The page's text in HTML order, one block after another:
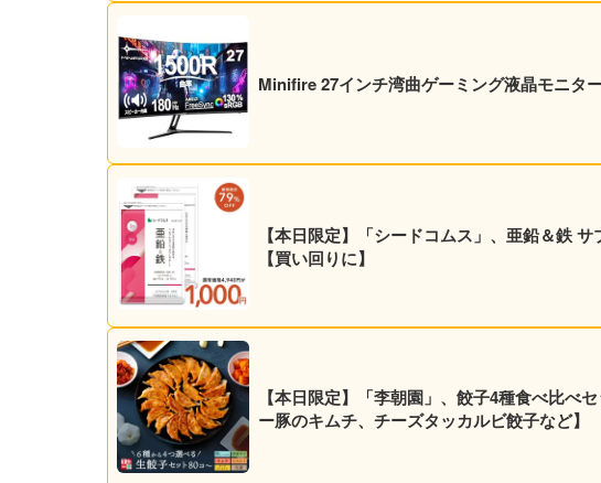
Minifire 27インチ湾曲ゲーミング液晶モニタ
【本日限定】「シードコムス」、亜鉛＆鉄
【買い回りに】
【本日限定】「李朝園」、餃子4種食べ比べ
ー豚のキムチ、チーズタッカルビ餃子など】